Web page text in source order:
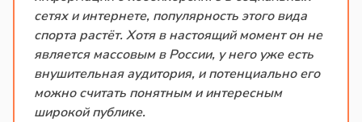
сетях и интернете, популярность этого вида
спорта растёт. Хотя в настоящий момент он не
является массовым в России, у него уже есть
внушительная аудитория, и потенциально его
можно считать понятным и интересным
широкой публике.